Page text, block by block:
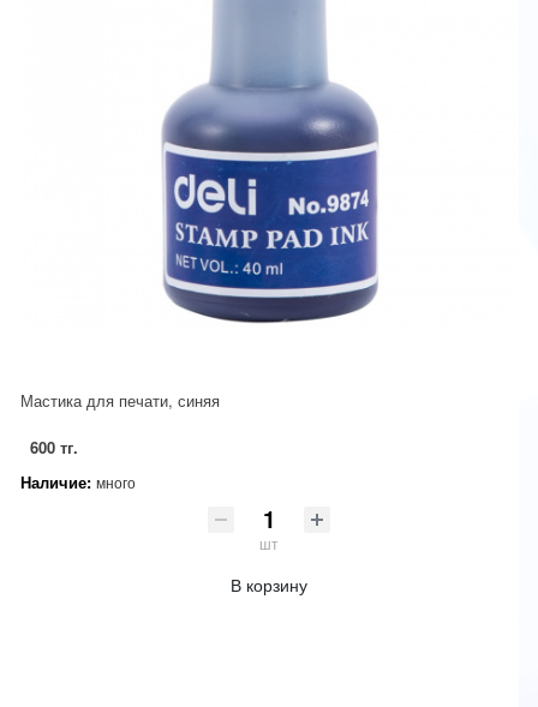
Мастика для печати, синяя
600 тг.
Наличие: много
шт
В корзину